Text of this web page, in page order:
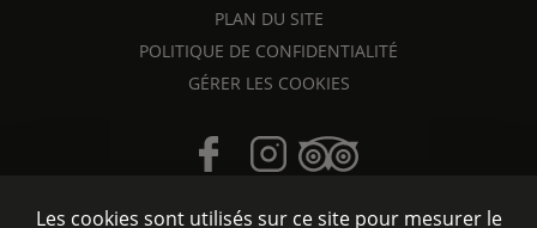
PLAN DU SITE
POLITIQUE DE CONFIDENTIALITÉ
GÉRER LES COOKIES
Les cookies sont utilisés sur ce site pour mesurer le